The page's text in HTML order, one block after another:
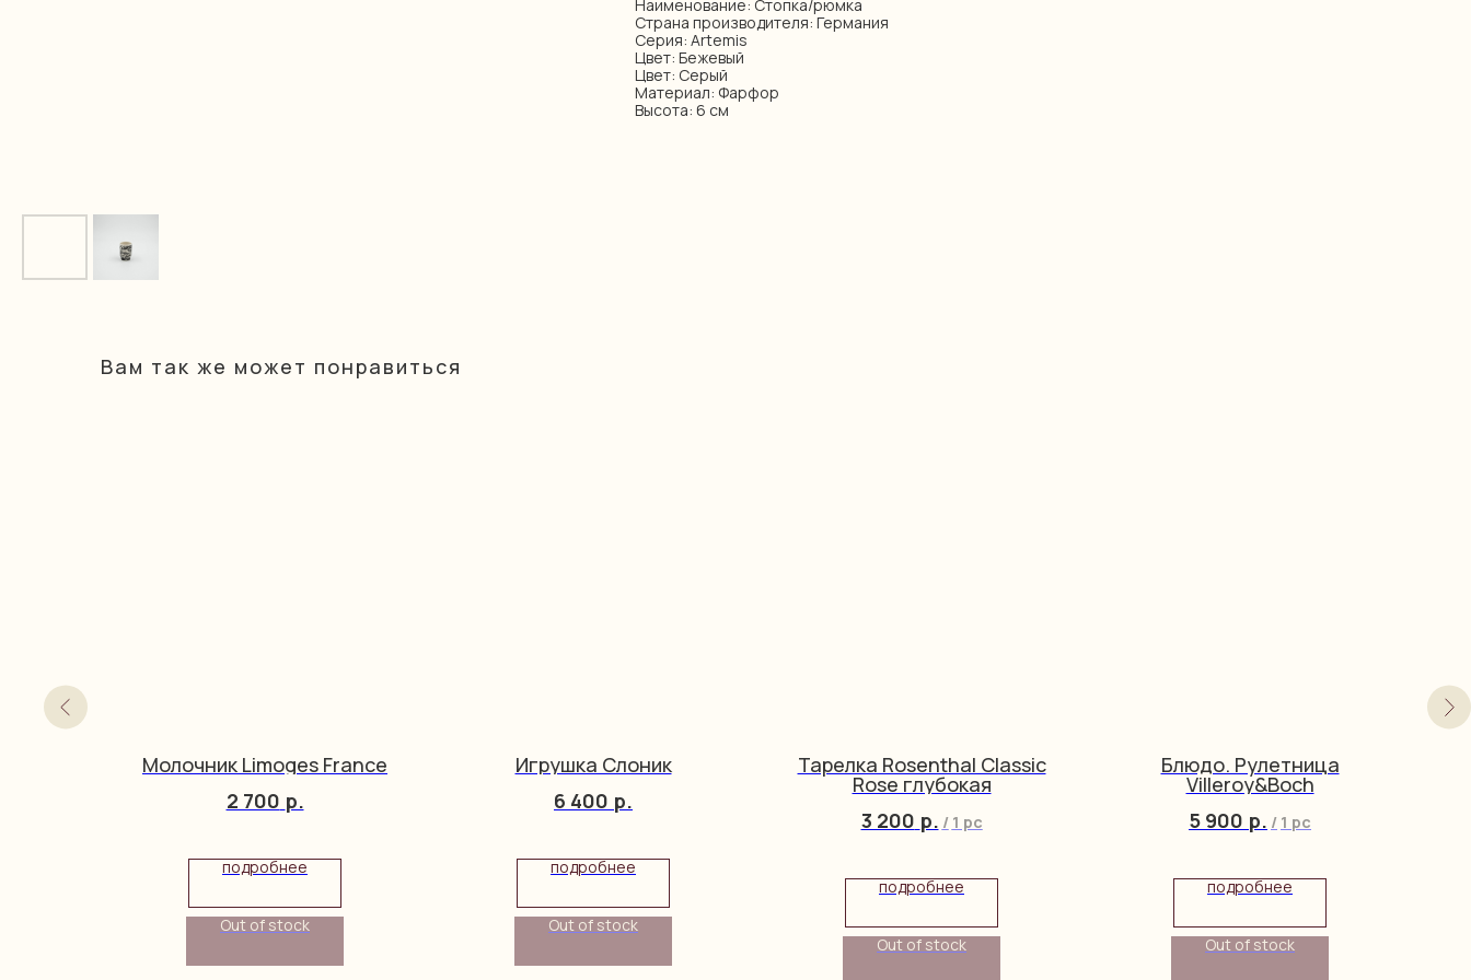
Наименование: Стопка/рюмка
Страна производителя: Германия
Серия: Artemis
Цвет: Бежевый
Цвет: Серый
Материал: Фарфор
Высота: 6 см
Вам так же может понравиться
Молочник Limoges France
2 700 р.
подробнее
Out of stock
Игрушка Слоник
6 400 р.
подробнее
Out of stock
Тарелка Rosenthal Classic
Rose глубокая
3 200 р. / 1 pc
подробнее
Out of stock
Блюдо. Рулетница
Villeroy&Boch
5 900 р. / 1 pc
подробнее
Out of stock